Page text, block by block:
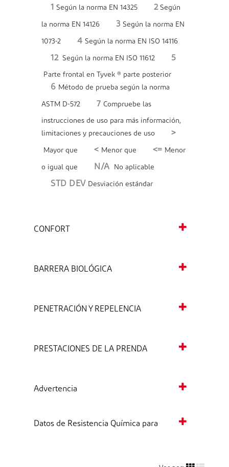
1 Según la norma EN 14325 2Según
la norma EN 14126 3 Según la norma EN
1073-2 4 Según la norma EN ISO 14116
12Según la norma EN ISO 11612 5
Parte frontal en Tyvek ® parte posterior
6 Método de prueba según la norma
ASTM D-572 7 Compruebe las
instrucciones de uso para más información,
limitaciones y precauciones de uso
>
Mayor que < Menor que <= Menor
o igual que N/A No aplicable
STD DEV Desviación estándar
CONFORT
BARRERA BIOLÓGICA
PENETRACIÓN Y REPELENCIA
PRESTACIONES DE LA PRENDA
Advertencia
Datos de Resistencia Química para